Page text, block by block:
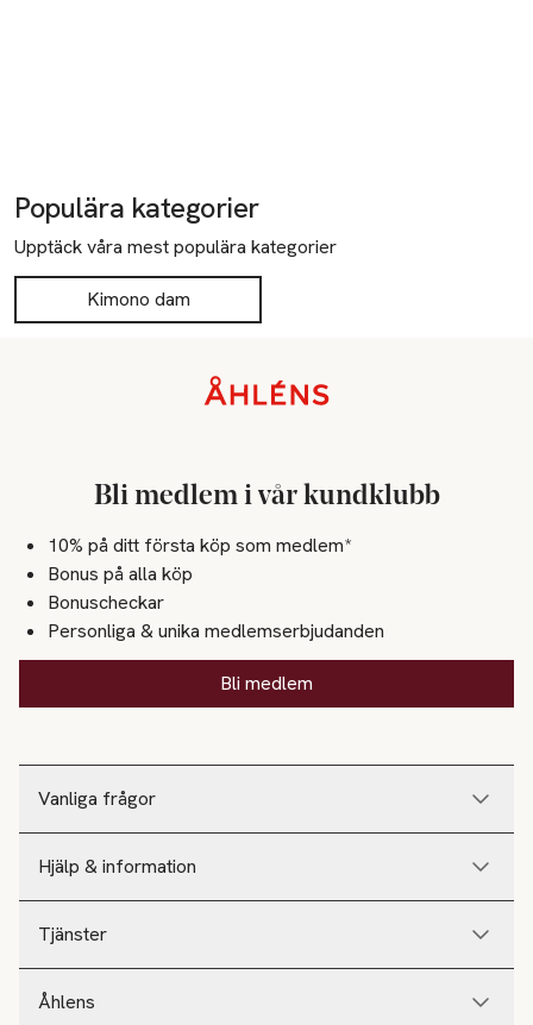
Populära kategorier
Upptäck våra mest populära kategorier
Kimono dam
Vanliga frågor
Hjälp & information
Tjänster
Åhlens
Bli medlem i vår kundklubb
10% på ditt första köp som medlem*
Bonus på alla köp
Bonuscheckar
Personliga & unika medlemserbjudanden
Bli medlem